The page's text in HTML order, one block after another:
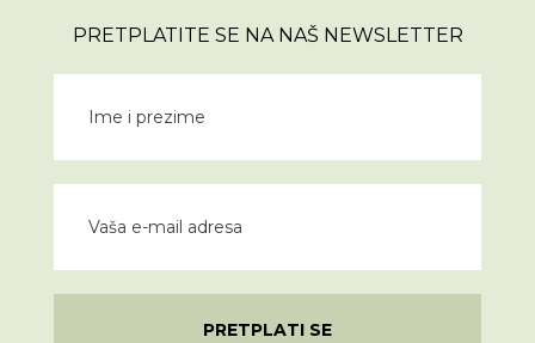
PRETPLATITE SE NA NAŠ NEWSLETTER
PRETPLATI SE